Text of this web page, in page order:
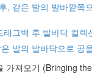
, 같은 발의 발바깥쪽
래그백 후 발바닥 컬렉
발의 발바닥으로 공
가져오기 (Bringing